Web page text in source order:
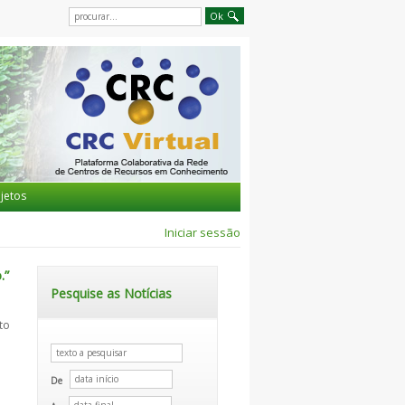
Iniciar sessão
Pesquise as Notícias
De